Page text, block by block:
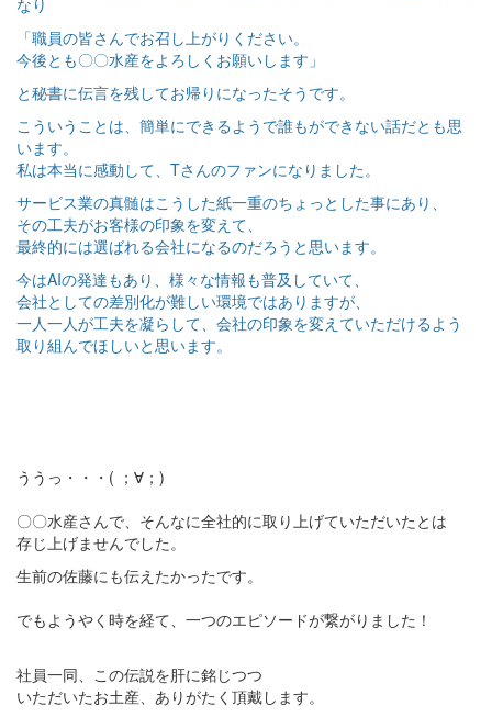
なり
「職員の皆さんでお召し上がりください。
今後とも〇〇水産をよろしくお願いします」
と秘書に伝言を残してお帰りになったそうです。
こういうことは、簡単にできるようで誰もができない話だとも思
います。
私は本当に感動して、Tさんのファンになりました。
サービス業の真髄はこうした紙一重のちょっとした事にあり、
その工夫がお客様の印象を変えて、
最終的には選ばれる会社になるのだろうと思います。
今はAIの発達もあり、様々な情報も普及していて、
会社としての差別化が難しい環境ではありますが、
一人一人が工夫を凝らして、会社の印象を変えていただけるよう
取り組んでほしいと思います。
ううっ・・・( ；∀；)
〇〇水産さんで、そんなに全社的に取り上げていただいたとは
存じ上げませんでした。
生前の佐藤にも伝えたかったです。
でもようやく時を経て、一つのエピソードが繋がりました！
社員一同、この伝説を肝に銘じつつ
いただいたお土産、ありがたく頂戴します。